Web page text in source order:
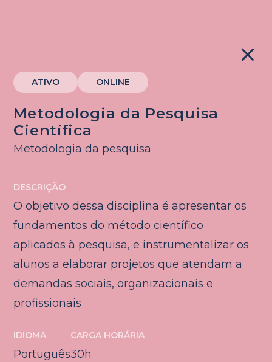
ATIVO ONLINE
close
Metodologia da Pesquisa
Científica
Metodologia da pesquisa
DESCRIÇÃO
O objetivo dessa disciplina é apresentar os
fundamentos do método científico
aplicados à pesquisa, e instrumentalizar os
alunos a elaborar projetos que atendam a
demandas sociais, organizacionais e
profissionais
IDIOMA
Português
CARGA HORÁRIA
30h